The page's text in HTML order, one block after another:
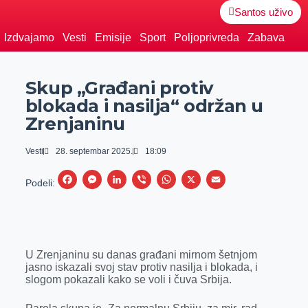
Santos uživo
Izdvajamo Vesti Emisije Sport Poljoprivreda Zabava
Skup „Građani protiv
blokada i nasilja“ održan u
Zrenjaninu
Vesti 28. septembar 2025. 18:09
Podeli:
F
b
o
M
e
n
L
e
d
V
r
W
s
A
X
E
l
U Zrenjaninu su danas građani mirnom šetnjom
jasno iskazali svoj stav protiv nasilja i blokada, i
slogom pokazali kako se voli i čuva Srbija.